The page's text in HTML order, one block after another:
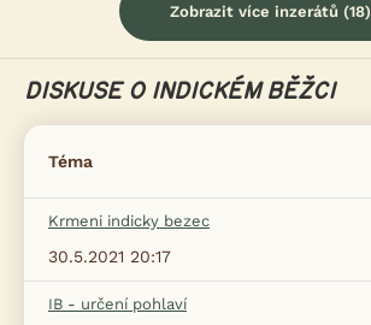
Zobrazit více inzerátů (18)
DISKUSE O INDICKÉM BĚŽCI
Téma
Krmeni indicky bezec
30.5.2021 20:17
IB - určení pohlaví